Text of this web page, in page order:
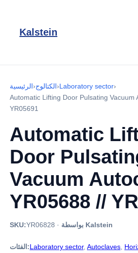
Kalstein
الرئيسية›الكتالوج›Laboratory sector›
Automatic Lifting Door Pulsating Vacuum
YR05691
Automatic
Door
Vacuum
YR05688 //
SKU:YR06828 · بواسطة Kalstein
الفئات:Laboratory sector, Autoclaves